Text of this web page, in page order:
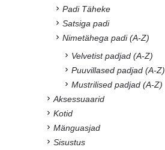
Padi Täheke
Satsiga padi
Nimetähega padi (A-Z)
Velvetist padjad (A-Z)
Puuvillased padjad (A-Z)
Mustrilised padjad (A-Z)
Aksessuaarid
Kotid
Mänguasjad
Sisustus